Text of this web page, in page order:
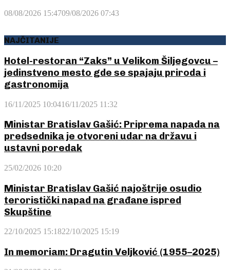
08/08/2026 15:4709/08/2026 07:43
NAJČITANIJE
Hotel-restoran “Zaks” u Velikom Šiljegovcu –
jedinstveno mesto gde se spajaju priroda i
gastronomija
16/11/2025 10:0416/11/2025 11:32
Ministar Bratislav Gašić: Priprema napada na
predsednika je otvoreni udar na državu i
ustavni poredak
25/02/2026 10:20
Ministar Bratislav Gašić najoštrije osudio
teroristički napad na građane ispred
Skupštine
22/10/2025 15:1822/10/2025 15:19
In memoriam: Dragutin Veljković (1955–2025)